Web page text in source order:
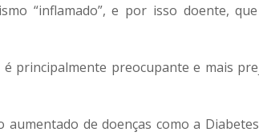
“inflamado”, e por isso doente,
preocupante e mais
de doenças como a